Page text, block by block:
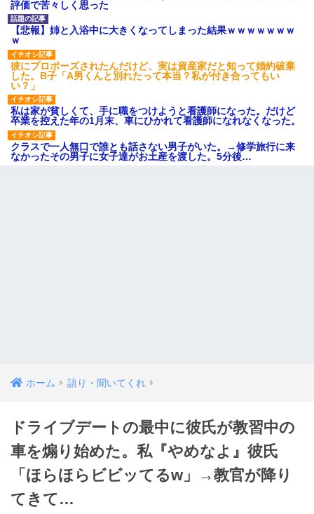
評価で苦々しく思った
【悲報】姉と入浴中に大きくなってしまった結果ｗｗｗｗｗｗｗ
ｗ
彼にプロポーズされたんだけど、実は資産家だと知って婚約破棄
した。B子「A男くんと別れたって本当？私が付き合ってもい
い？」
私は家が貧しくて、手に職をつけようと看護師になった。だけど
卒業を控えた年の1月末、車にひかれて看護師になれなくなった。
クラスで一人無口で誰とも話さない男子がいた。→修学旅行に来
なかったその男子に女子達がお土産を渡した。5分後…
ホーム 語り・聞いてくれ
ドライブデートの最中に彼氏が教習中の
車を煽り始めた。私『やめなよ』彼氏
「ほらほらビビッてるw」→教官が降り
てきて…